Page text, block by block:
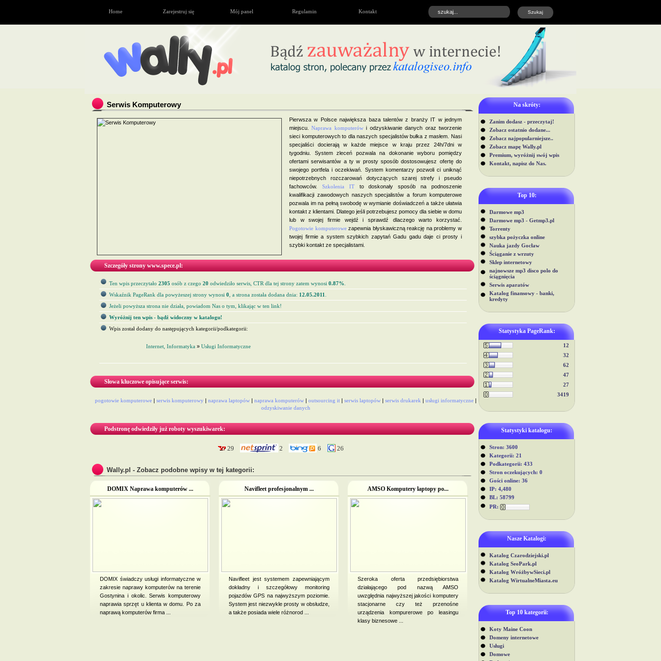
Home Zarejestruj się Mój panel Regulamin Kontakt
Na skróty:
Zanim dodasz - przeczytaj!
Zobacz ostatnio dodane...
Zobacz najpopularniejsze..
Zobacz mapę Wally.pl
Premium, wyróżnij swój wpis
Kontakt, napisz do Nas.
Top 10:
Darmowe mp3
Darmowe mp3 - Getmp3.pl
Torrenty
szybka pożyczka online
Nauka jazdy Gocław
Ściąganie z wrzuty
Sklep internetowy
najnowsze mp3 disco polo do
ściągnięcia
Serwis aparatów
Katalog finansowy - banki,
kredyty
Statystyka PageRank:
12
32
62
47
27
3419
Statystyki katalogu:
Stron: 3600
Kategorii: 21
Podkategorii: 433
Stron oczekujących: 0
Gości online: 36
IP: 4,480
BL: 58799
PR:
Nasze Katalogi:
Katalog Czarodziejski.pl
Katalog SeoPark.pl
Katalog WróżbywSieci.pl
Katalog WirtualneMiasta.eu
Top 10 kategorii:
Koty Maine Coon
Domeny internetowe
Usługi
Domowe
Serwis Komputerowy
Pierwsza w Polsce największa baza talentów z branży IT w jednym
miejscu.Naprawa komputerówi odzyskiwanie danych oraz tworzenie
sieci komputerowych to dla naszych specjalistów bułka z masłem. Nasi
specjaliści docierają w każde miejsce w kraju przez 24h/7dni w
tygodniu. System zleceń pozwala na dokonanie wyboru pomiędzy
ofertami serwisantów a ty w prosty sposób dostosowujesz ofertę do
swojego portfela i oczekiwań. System komentarzy pozwoli ci uniknąć
niepotrzebnych rozczarowań dotyczących szarej strefy i pseudo
fachowców. Szkolenia ITto doskonały sposób na podnoszenie
kwalifikacji zawodowych naszych specjalistów a forum komputerowe
pozwala im na pełną swobodę w wymianie doświadczeń a także ułatwia
kontakt z klientami. Dlatego jeśli potrzebujesz pomocy dla siebie w domu
lub w swojej firmie wejdź i sprawdź dlaczego warto korzystać.
Pogotowie komputerowezapewnia błyskawiczną reakcję na problemy w
twojej firmie a system szybkich zapytań Gadu gadu daje ci prosty i
szybki kontakt ze specjalistami.
Szczegóły strony www.spece.pl:
Ten wpis przeczytało 2305 osób z czego 20 odwiedziło serwis, CTR dla tej strony zatem wynosi 0.87%
Wskaźnik PageRank dla powyżeszej strony wynosi 0 , a strona została dodana dnia: 12.05.2011
Jeżeli powyższa strona nie działa, powiadom Nas o tym, klikając w ten link!
Wyróżnij ten wpis - bądź widoczny w katalogu!
Wpis został dodany do następujących kategorii/podkategorii:
Internet, Informatyka » Usługi Informatyczne
Słowa kluczowe opisujące serwis:
pogotowie komputerowe| serwis komputerowy| naprawa laptopów| naprawa komputerów| outsourcing it| serwis laptopów| serwis drukarek | usługi informatyczne|
odzyskiwanie danych
Podstronę odwiedziły już roboty wyszukiwarek:
29 2 6 26
Wally.pl - Zobacz podobne wpisy w tej kategorii:
DOMIX Naprawa komputerów ...
DOMIX świadczy usługi informatyczne w
zakresie naprawy komputerów na terenie
Gostynina i okolic. Serwis komputerowy
naprawia sprzęt u klienta w domu. Po za
naprawą komputerów firma ...
Navifleet profesjonalnym ...
Navifleet jest systemem zapewniającym
dokładny i szczegółowy monitoring
pojazdów GPS na najwyższym poziomie.
System jest niezwykle prosty w obsłudze,
a także posiada wiele różnorod ...
AMSO Komputery laptopy po...
Szeroka oferta przedsiębiorstwa
działającego pod nazwą AMSO
uwzględnia najwyższej jakości komputery
stacjonarne czy też przenośne
urządzenia kompurerowe po leasingu
klasy biznesowe ...